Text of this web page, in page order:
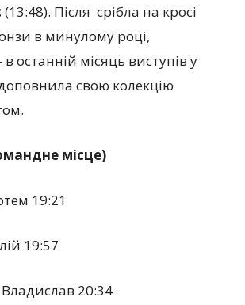
(13:48). Після срібла на кросі
в минулому році,
останній місяць виступів у
доповнила свою колекцію
місце)
19:21
19:57
20:34